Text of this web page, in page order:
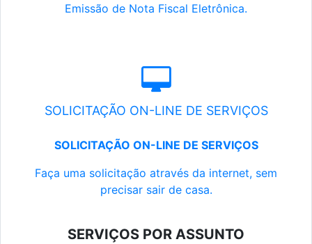
Emissão de Nota Fiscal Eletrônica.
SOLICITAÇÃO ON-LINE DE SERVIÇOS
SOLICITAÇÃO ON-LINE DE SERVIÇOS
Faça uma solicitação através da internet, sem
precisar sair de casa.
SERVIÇOS POR ASSUNTO